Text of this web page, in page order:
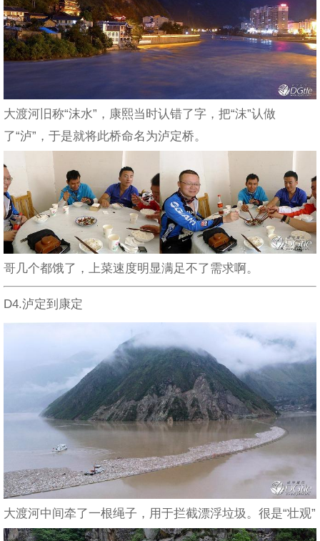
大渡河旧称“沫水”，康熙当时认错了字，把“沫”认做
了“泸”，于是就将此桥命名为泸定桥。
哥几个都饿了，上菜速度明显满足不了需求啊。
D4.泸定到康定
大渡河中间牵了一根绳子，用于拦截漂浮垃圾。很是“壮观”